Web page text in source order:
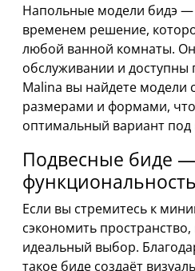
Напольные модели бидэ —
временем решение,
любой ванной комнаты.
обслуживании и доступны
Malina вы найдете модели
размерами и формами,
оптимальный вариант
Подвесные биде
функциональность
Если вы стремитесь к
сэкономить
идеальный выбор.
такое биде создаёт